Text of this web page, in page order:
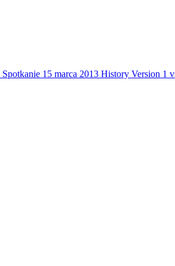
Spotkanie 15 marca 2013 History Version 1